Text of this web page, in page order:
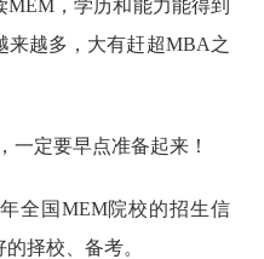
，学历和能力能得到
来越多，大有赶超MBA之
一定要早点准备起来！
全国MEM院校的招生信
择校、备考。